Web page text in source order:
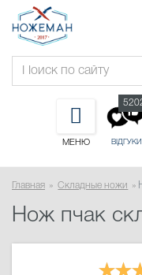
МЕНЮ ВІДГУКИ
Главная Складные ножи
Нож пчак